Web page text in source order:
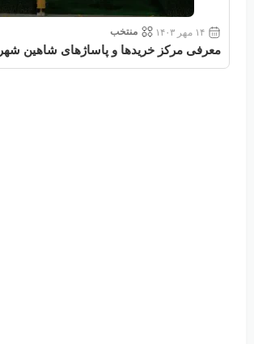
۱۴ مهر ۱۴۰۳ منتخب
معرفی مرکز خریدها و پاساژهای شاهین شهر